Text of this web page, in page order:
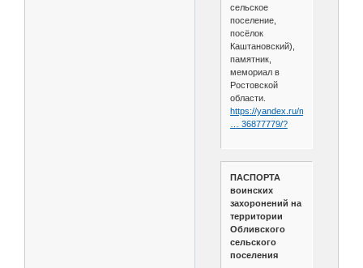
сельское
поселение,
посёлок
Каштановский),
памятник,
мемориал в
Ростовской
области.
https://yandex.ru/maps/99434/
… 36877779/?
ПАСПОРТА
воинских
захоронений на
территории
Обливского
сельского
поселения